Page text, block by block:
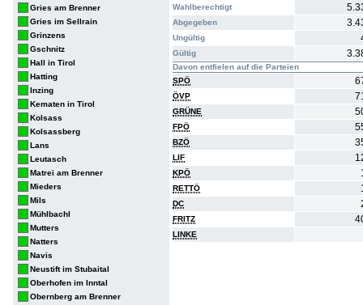
Gries am Brenner
Gries im Sellrain
Grinzens
Gschnitz
Hall in Tirol
Hatting
Inzing
Kematen in Tirol
Kolsass
Kolsassberg
Lans
Leutasch
Matrei am Brenner
Mieders
Mils
Mühlbachl
Mutters
Natters
Navis
Neustift im Stubaital
Oberhofen im Inntal
Obernberg am Brenner
Wahlberechtigt
Abgegeben
Ungültig
Gültig
Davon entfielen auf die Parteien
SPÖ
ÖVP
GRÜNE
FPÖ
BZÖ
LIF
KPÖ
RETTÖ
DC
FRITZ
LINKE